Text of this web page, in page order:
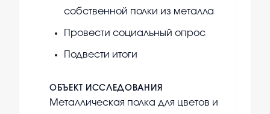
собственной полки из металла
Провести социальный опрос
Подвести итоги
ОБЪЕКТ ИССЛЕДОВАНИЯ
Металлическая полка для цветов и